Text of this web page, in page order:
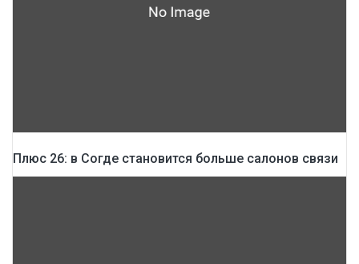
Плюс 26: в Согде становится больше салонов связи